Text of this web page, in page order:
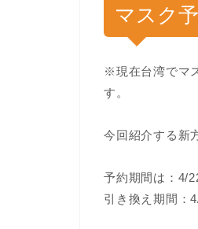
マスク
※現在台湾でマ
す。
今回紹介する新
予約期間は：4/
引き換え期間：